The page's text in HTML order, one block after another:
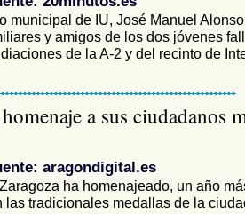
municipal de IU, José Manuel
y amigos de los dos jóvenes
de la A-2 y del recinto de
a sus ciudadanos
aragondigital.es
ha homenajeado, un año
las tradicionales medallas de la